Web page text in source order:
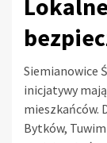
Siemianowice
inicjatywy
mieszkańców.
Bytków,